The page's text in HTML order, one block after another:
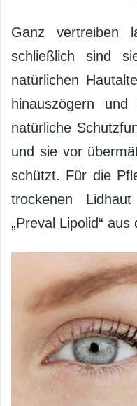
Ganz vertreiben
schließlich sind
natürlichen
hinauszögern
natürliche
und sie vor
schützt. Für die
trockenen
„Preval Lipolid“